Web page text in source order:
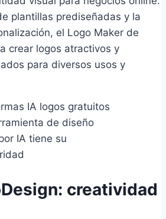
plantillas prediseñadas y la
el Logo Maker de
crear logos atractivos y
para diversos usos y
de diseño
IA tiene su
creatividad